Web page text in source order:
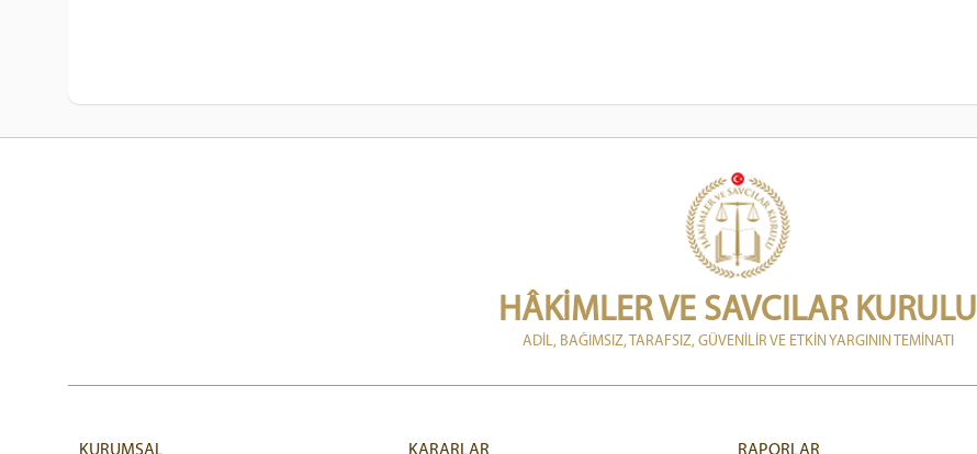
HÂKİMLER VE SAVCILAR KURULU
ADİL, BAĞIMSIZ, TARAFSIZ, GÜVENİLİR VE ETKİN YARGININ TEMİNATI